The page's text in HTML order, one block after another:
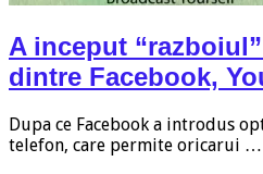
A inceput
dintre Facebook,
Dupa ce Facebook a introdus
telefon, care permite oricarui …